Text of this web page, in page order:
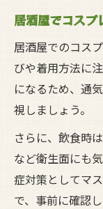
居酒屋でコスプ
居酒屋でのコス
びや着用方法に
になるため、通
視しましょう。
さらに、飲食時
など衛生面にも
症対策としてマ
で、事前に確認